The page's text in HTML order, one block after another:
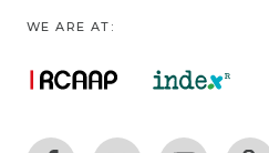
WE ARE AT: